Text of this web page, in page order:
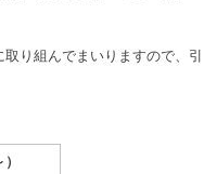
り組んでまいりますので、引